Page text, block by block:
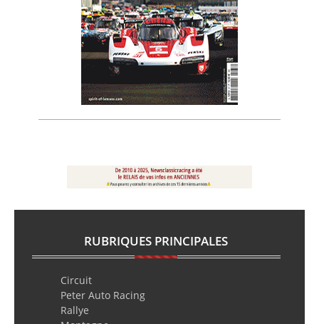
RUBRIQUES PRINCIPALES
Circuit
Peter Auto Racing
Rallye